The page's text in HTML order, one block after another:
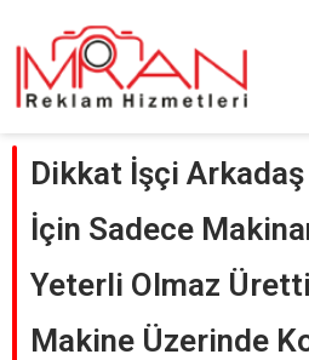
Dikkat İşçi
İçin Sadece
Yeterli Olmaz
Makine Üzerinde